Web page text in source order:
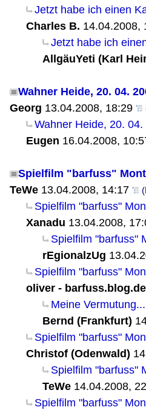
Jetzt habe ich einen
Charles B. 14.04.2008,
Jetzt habe ich
AllgäuYeti (Karl
Wahner Heide, 20. 04.
Georg 13.04.2008, 18:29
Wahner Heide, 20. 04.
Eugen 16.04.2008,
Spielfilm "barfuss"
TeWe 13.04.2008, 14:17
Spielfilm "barfuss"
Xanadu 13.04.2008,
Spielfilm "barfuss"
rEgionalzUg
Spielfilm "barfuss"
oliver - barfuss.blog.de
Meine Vermutung...
Bernd (Frankfurt)
Spielfilm "barfuss"
Christof (Odenwald)
Spielfilm "barfuss"
TeWe 14.04.2008,
Spielfilm "barfuss"